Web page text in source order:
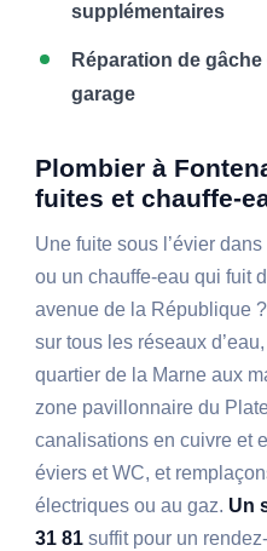
supplémentaires
Réparation de
garage
Plombier à
fuites et chauffe-
Une fuite sous l’évier
ou un chauffe-eau qui fuit
avenue de la République
sur tous les réseaux
quartier de la Marne aux
zone pavillonnaire du
canalisations en cuivre et
éviers et WC, et
électriques ou au gaz. Un
31 81 suffit pour un